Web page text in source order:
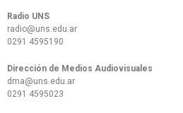
Radio UNS
radio@uns.edu.ar
0291 4595190
Dirección de Medios Audiovisuales
dma@uns.edu.ar
0291 4595023